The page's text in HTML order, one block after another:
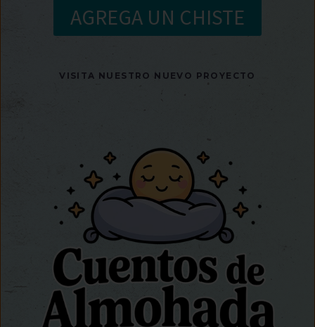
AGREGA UN CHISTE
VISITA NUESTRO NUEVO PROYECTO